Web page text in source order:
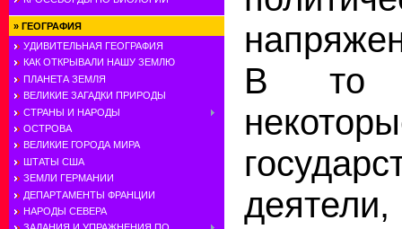
» ГЕОГРАФИЯ
УДИВИТЕЛЬНАЯ ГЕОГРАФИЯ
КАК ОТКРЫВАЛИ НАШУ ЗЕМЛЮ
ПЛАНЕТА ЗЕМЛЯ
ВЕЛИКИЕ ЗАГАДКИ ПРИРОДЫ
СТРАНЫ И НАРОДЫ
ОСТРОВА
ВЕЛИКИЕ ГОРОДА МИРА
ШТАТЫ США
ЗЕМЛИ ГЕРМАНИИ
ДЕПАРТАМЕНТЫ ФРАНЦИИ
НАРОДЫ СЕВЕРА
В то